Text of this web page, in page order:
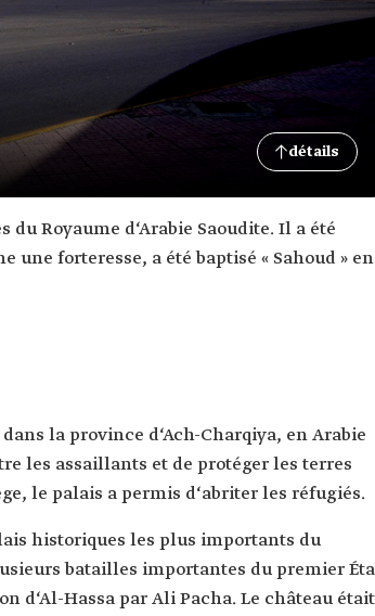
détails
du Royaume d‘Arabie Saoudite. Il a été
une forteresse, a été baptisé « Sahoud » en
la province d‘Ach-Charqiya, en Arabie
les assaillants et de protéger les terres
le palais a permis d‘abriter les réfugiés.
historiques les plus importants du
batailles importantes du premier
d‘Al-Hassa par Ali Pacha. Le château était